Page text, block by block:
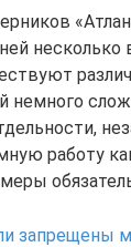
немного
работу
запрещены